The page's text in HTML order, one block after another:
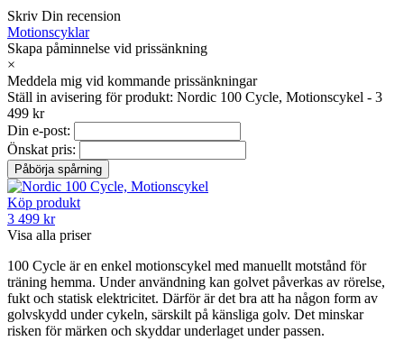
Skriv Din recension
Motionscyklar
Skapa påminnelse vid prissänkning
×
Meddela mig vid kommande prissänkningar
Ställ in avisering för produkt: Nordic 100 Cycle, Motionscykel - 3
499 kr
Din e-post:
Önskat pris:
Köp produkt
3 499 kr
Visa alla priser
100 Cycle är en enkel motionscykel med manuellt motstånd för
träning hemma. Under användning kan golvet påverkas av rörelse,
fukt och statisk elektricitet. Därför är det bra att ha någon form av
golvskydd under cykeln, särskilt på känsliga golv. Det minskar
risken för märken och skyddar underlaget under passen.